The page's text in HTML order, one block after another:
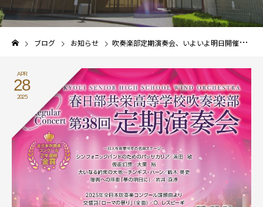
ブログ お知らせ 吹奏楽部定期演奏会、いよいよ明日開催です
APR
28
2025